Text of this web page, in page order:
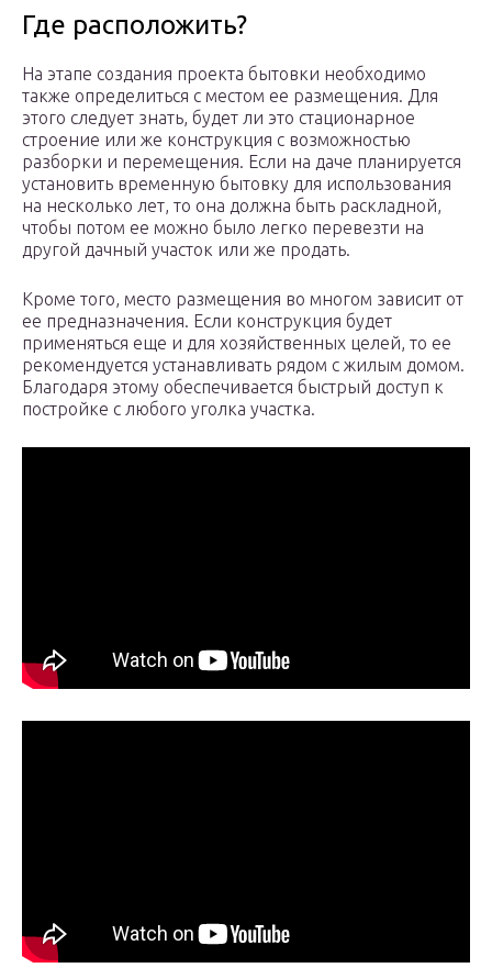
Где расположить?
На этапе создания проекта бытовки необходимо
также определиться с местом ее размещения. Для
этого следует знать, будет ли это стационарное
строение или же конструкция с возможностью
разборки и перемещения. Если на даче планируется
установить временную бытовку для использования
на несколько лет, то она должна быть раскладной,
чтобы потом ее можно было легко перевезти на
другой дачный участок или же продать.
Кроме того, место размещения во многом зависит от
ее предназначения. Если конструкция будет
применяться еще и для хозяйственных целей, то ее
рекомендуется устанавливать рядом с жилым домом.
Благодаря этому обеспечивается быстрый доступ к
постройке с любого уголка участка.